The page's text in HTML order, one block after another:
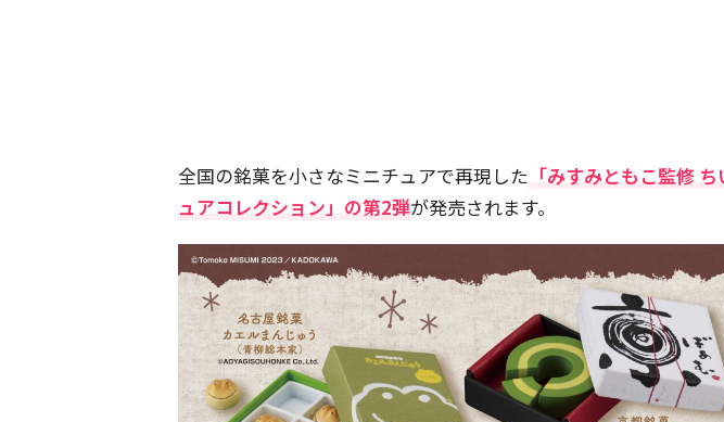
全国の銘菓を小さなミニチュアで再現した 「みすみともこ監修
ュアコレクション」の第2弾が発売されます。